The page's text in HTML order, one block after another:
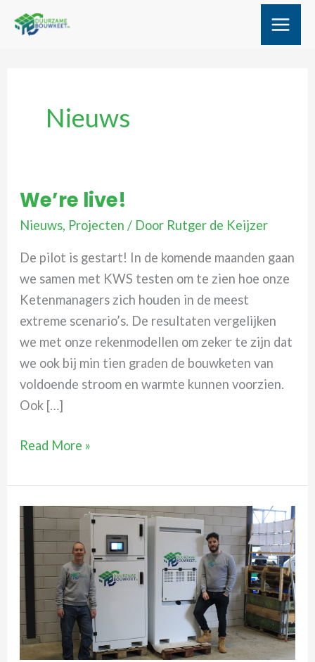
naar
Nieuws
We’re live!
Nieuws, Projecten / Door Rutger de Keijzer
De pilot is gestart! In de komende maanden gaan
we samen met KWS testen om te zien hoe onze
Ketenmanagers zich houden in de meest
extreme scenario’s. De resultaten vergelijken
we met onze rekenmodellen om zeker te zijn dat
we ook bij min tien graden de bouwketen van
voldoende stroom en warmte kunnen voorzien.
Ook […]
We’re
Read More »